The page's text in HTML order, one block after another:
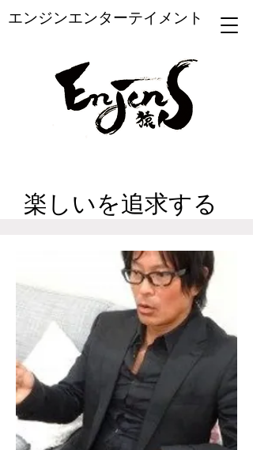
エンジンエンターテイメント
楽しいを追求する